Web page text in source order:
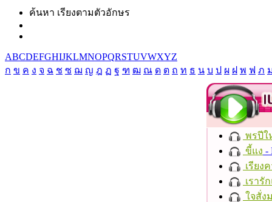
ค้นหา เรียงตามตัวอักษร
ABCDEFGHIJKLMNOPQRSTUVWXYZ
ก ข ค ง จ ฉ ช ซ ฌ ญ ฎ ฏ ฐ ฑ ฒ ณ ด ต ถ ท ธ น บ ป ผ ฝ พ ฟ ภ
พรปีใ
ขี้แง -
เรียง
เรารั
ใจสั่ง